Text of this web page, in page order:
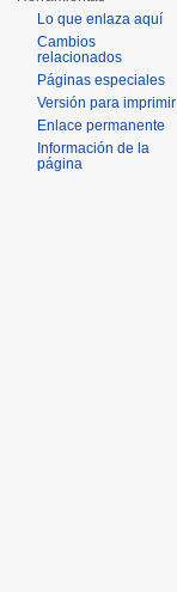
Lo que enlaza aquí
Cambios
relacionados
Páginas especiales
Versión para imprimir
Enlace permanente
Información de la
página